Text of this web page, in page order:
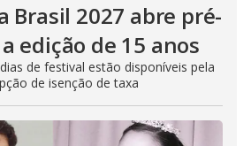
Brasil 2027 abre pré-
edição de 15 anos
de festival estão disponíveis pela
de isenção de taxa